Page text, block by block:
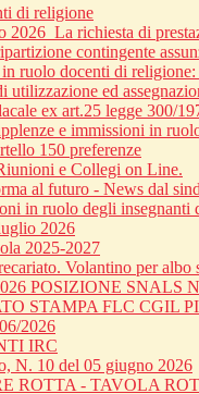
di religione
richiesta di
contingente
ruolo docenti di
ed
ex art.25 legge 300/
e immissioni in
150 preferenze
e Collegi on Line.
al futuro - News dal
in ruolo degli insegnanti
2026
2025-2027
Volantino per albo
POSIZIONE SNALS
STAMPA FLC CGIL
2026
IRC
N. 10 del 05 giugno 2026
ROTTA - TAVOLA